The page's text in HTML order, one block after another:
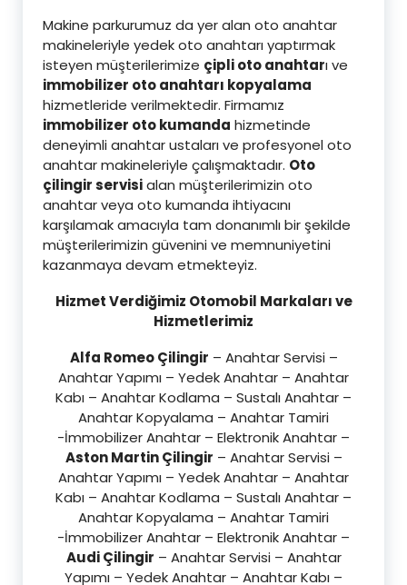
Makine parkurumuz da yer alan oto anahtar
makineleriyle yedek oto anahtarı yaptırmak
isteyen müşterilerimize çipli oto anahtarı ve
immobilizer oto anahtarı kopyalama
hizmetleride verilmektedir. Firmamız
immobilizer oto kumanda hizmetinde
deneyimli anahtar ustaları ve profesyonel oto
anahtar makineleriyle çalışmaktadır. Oto
çilingir servisialan müşterilerimizin oto
anahtar veya oto kumanda ihtiyacını
karşılamak amacıyla tam donanımlı bir şekilde
müşterilerimizin güvenini ve memnuniyetini
kazanmaya devam etmekteyiz.
Hizmet Verdiğimiz Otomobil Markaları ve
Hizmetlerimiz
Alfa Romeo Çilingir – Anahtar Servisi –
Anahtar Yapımı – Yedek Anahtar – Anahtar
Kabı – Anahtar Kodlama – Sustalı Anahtar –
Anahtar Kopyalama – Anahtar Tamiri
-İmmobilizer Anahtar – Elektronik Anahtar –
Aston Martin Çilingir – Anahtar Servisi –
Anahtar Yapımı – Yedek Anahtar – Anahtar
Kabı – Anahtar Kodlama – Sustalı Anahtar –
Anahtar Kopyalama – Anahtar Tamiri
-İmmobilizer Anahtar – Elektronik Anahtar –
Audi Çilingir – Anahtar Servisi – Anahtar
Yapımı – Yedek Anahtar – Anahtar Kabı –